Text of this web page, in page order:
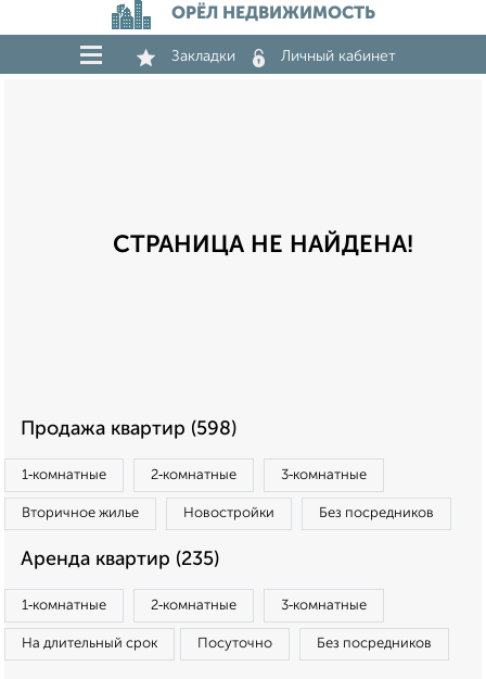
ОРЁЛ НЕДВИЖИМОСТЬ
Закладки Личный кабинет
СТРАНИЦА НЕ НАЙДЕНА!
Продажа квартир (598)
1‑комнатные 2‑комнатные 3‑комнатные
Вторичное жилье Новостройки Без посредников
Аренда квартир (235)
1‑комнатные 2‑комнатные 3‑комнатные
На длительный срок Посуточно Без посредников